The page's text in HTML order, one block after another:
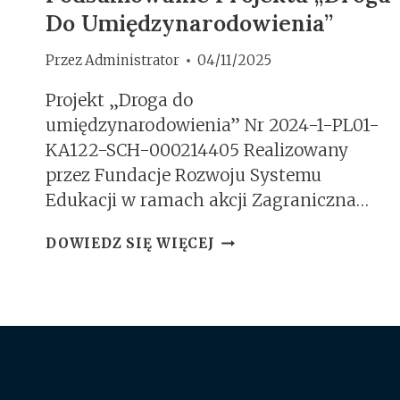
Do Umiędzynarodowienia”
PrzezAdministrator 04/11/2025
Projekt „Droga do
umiędzynarodowienia” Nr 2024-1-PL01-
KA122-SCH-000214405 Realizowany
przez Fundacje Rozwoju Systemu
Edukacji w ramach akcji Zagraniczna…
DOWIEDZ SIĘ WIĘCEJ PODSUMOWANIE